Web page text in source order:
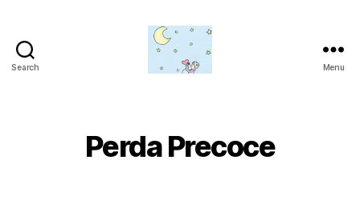
Search
da
lua
Menu
Perda Precoce